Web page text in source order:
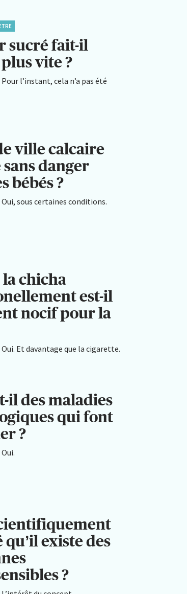
sucré fait-il
vite ?
Pour l’instant, cela n’a pas été
ville calcaire
sans danger
bébés ?
Oui, sous certaines conditions.
chicha
est-il
nocif pour la
Oui. Et davantage que la cigarette.
il des maladies
qui font
?
Oui.
existe des
?